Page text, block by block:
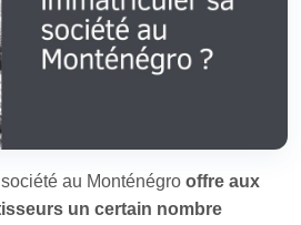
société au Monténégro offre aux
un certain nombre